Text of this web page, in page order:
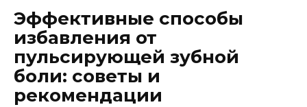
Эффективные способы
избавления от
пульсирующей зубной
боли: советы и
рекомендации